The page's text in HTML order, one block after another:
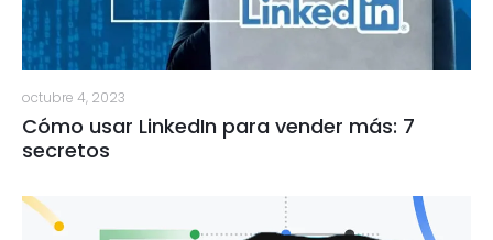
octubre 4, 2023
Cómo usar LinkedIn para vender más: 7
secretos